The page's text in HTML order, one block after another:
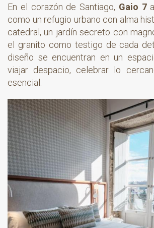
En el corazón de Santiago, Gaio 7
como un refugio urbano con alma
catedral, un jardín secreto con
el granito como testigo de cada
diseño se encuentran en un
viajar despacio, celebrar lo
esencial.